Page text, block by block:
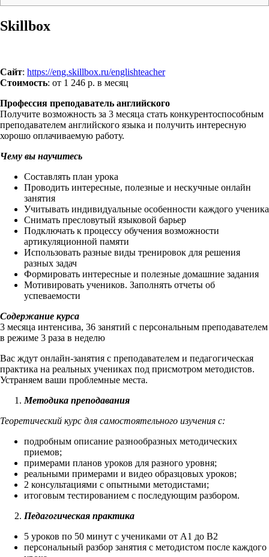
Skillbox
Сайт: https://eng.skillbox.ru/englishteacher
Стоимость: от 1 246 р. в месяц
Профессия преподаватель английского
Получите возможность за 3 месяца стать конкурентоспособным
преподавателем английского языка и получить интересную
хорошо оплачиваемую работу.
Чему вы научитесь
Составлять план урока
Проводить интересные, полезные и нескучные онлайн
занятия
Учитывать индивидуальные особенности каждого ученика
Снимать пресловутый языковой барьер
Подключать к процессу обучения возможности
артикуляционной памяти
Использовать разные виды тренировок для решения
разных задач
Формировать интересные и полезные домашние задания
Мотивировать учеников. Заполнять отчеты об
успеваемости
Содержание курса
3 месяца интенсива, 36 занятий с персональным преподавателем
в режиме 3 раза в неделю
Вас ждут онлайн-занятия с преподавателем и педагогическая
практика на реальных учениках под присмотром методистов.
Устраняем ваши проблемные места.
Методика преподавания
Теоретический курс для самостоятельного изучения с:
подробным описание разнообразных методических
приемов;
примерами планов уроков для разного уровня;
реальными примерами и видео образцовых уроков;
2 консультациями с опытными методистами;
итоговым тестированием с последующим разбором.
Педагогическая практика
5 уроков по 50 минут с учениками от А1 до В2
персональный разбор занятия с методистом после каждого